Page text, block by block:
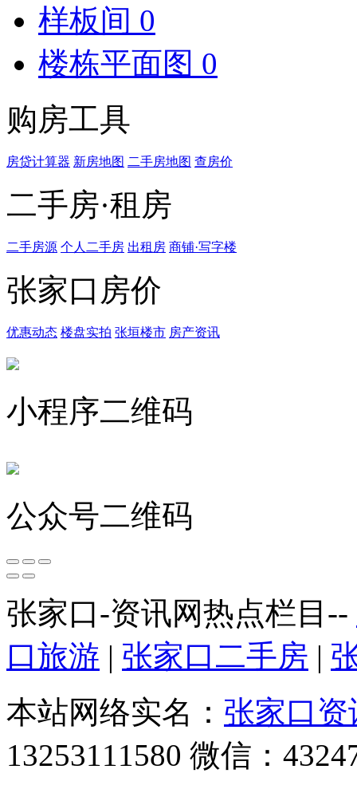
样板间 0
楼栋平面图 0
购房工具
房贷计算器 新房地图 二手房地图 查房价
二手房·租房
二手房源 个人二手房 出租房 商铺·写字楼
张家口房价
优惠动态 楼盘实拍 张垣楼市 房产资讯
小程序二维码
公众号二维码
张家口-资讯网热点栏目--
口旅游 | 张家口二手房 |
本站网络实名： 张家口资
13253111580 微信：